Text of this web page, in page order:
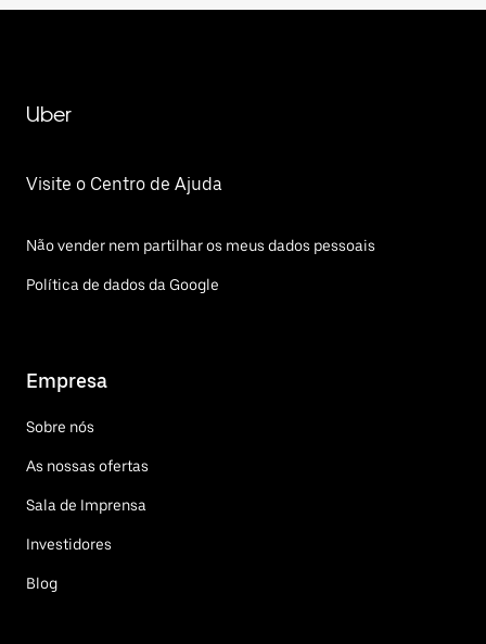
Uber
Visite o Centro de Ajuda
Não vender nem partilhar os meus dados pessoais
Política de dados da Google
Empresa
Sobre nós
As nossas ofertas
Sala de Imprensa
Investidores
Blog